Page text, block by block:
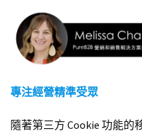
專注經營精準受眾
隨著第三方 Cookie 功能